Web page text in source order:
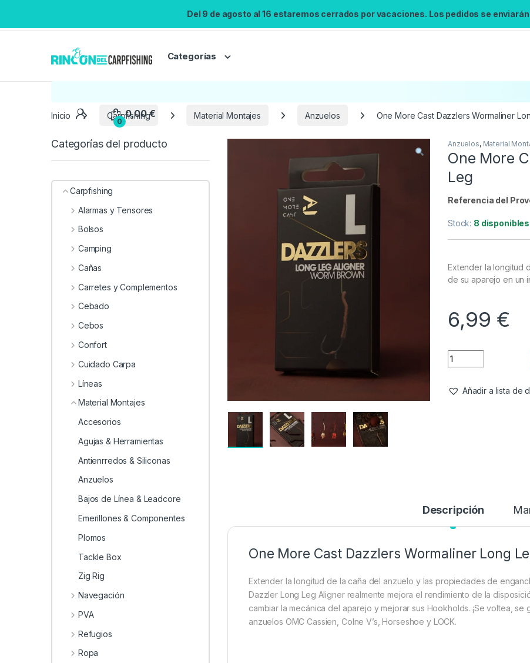
Del 9 de agosto al 16 estaremos cerrados por vacaciones. Los pedidos se enviarán
Categorías
0
0,00€
Inicio Carpfishing Material Montajes Anzuelos One More Cast Dazzlers Wormaliner
Anzuelos, Material
One More
Leg
Referencia del
Stock: 8 disponibles
Extender la longitud
de su aparejo en un
6,99 €
Añadir a lista de
Descripción
One More Cast Dazzlers Wormaliner Long
Extender la longitud de la caña del anzuelo y las propiedades de
Dazzler Long Leg Aligner realmente mejora el rendimiento de la
cambiar la mecánica del aparejo y mejorar sus Hookholds. ¡Se voltea,
anzuelos OMC Cassien, Colne V’s, Horseshoe y LOCK.
Categorías del producto
Carpfishing
Alarmas y Tensores
Bolsos
Camping
Cañas
Carretes y Complementos
Cebado
Cebos
Confort
Cuidado Carpa
Líneas
Material Montajes
Accesorios
Agujas & Herramientas
Antienrredos & Siliconas
Anzuelos
Bajos de Línea & Leadcore
Emerillones & Componentes
Plomos
Tackle Box
Zig Rig
Navegación
PVA
Refugios
Ropa